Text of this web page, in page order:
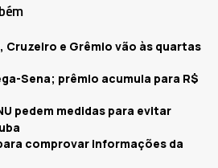
Cruzeiro e Grêmio vão às quartas
Sena; prêmio acumula para R$
pedem medidas para evitar
comprovar informações da